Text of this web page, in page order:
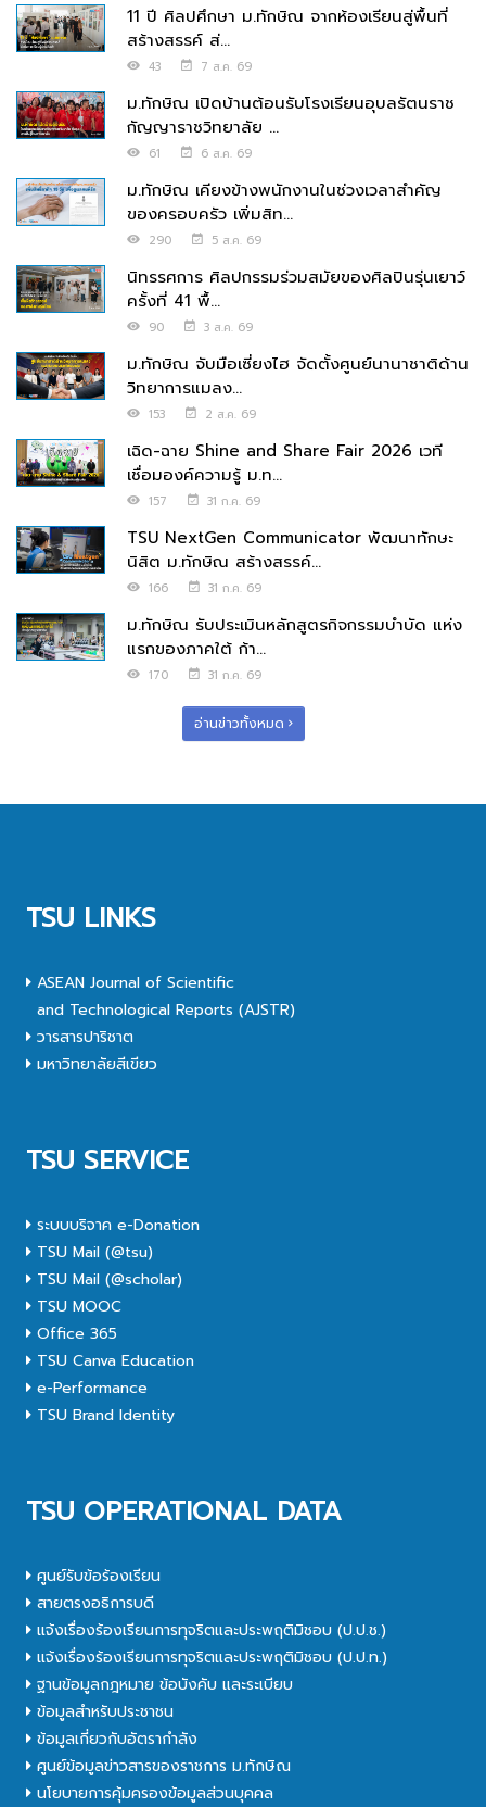
11 ปี ศิลปศึกษา ม.ทักษิณ จากห้องเรียนสู่พื้นที่
สร้างสรรค์ ส่...
43 7 ส.ค. 69
ม.ทักษิณ เปิดบ้านต้อนรับโรงเรียนอุบลรัตนราช
กัญญาราชวิทยาลัย ...
61 6 ส.ค. 69
ม.ทักษิณ เคียงข้างพนักงานในช่วงเวลาสำคัญ
ของครอบครัว เพิ่มสิท...
290 5 ส.ค. 69
นิทรรศการ ศิลปกรรมร่วมสมัยของศิลปินรุ่นเยาว์
ครั้งที่ 41 พื้...
90 3 ส.ค. 69
ม.ทักษิณ จับมือเซี่ยงไฮ จัดตั้งศูนย์นานาชาติด้าน
วิทยาการแมลง...
153 2 ส.ค. 69
เฉิด-ฉาย Shine and Share Fair 2026 เวที
เชื่อมองค์ความรู้ ม.ท...
157 31 ก.ค. 69
TSU NextGen Communicator พัฒนาทักษะ
นิสิต ม.ทักษิณ สร้างสรรค์...
166 31 ก.ค. 69
ม.ทักษิณ รับประเมินหลักสูตรกิจกรรมบำบัด แห่ง
แรกของภาคใต้ ก้า...
170 31 ก.ค. 69
อ่านข่าวทั้งหมด
TSU LINKS
ASEAN Journal of Scientific
and Technological Reports (AJSTR)
วารสารปาริชาต
มหาวิทยาลัยสีเขียว
TSU SERVICE
ระบบบริจาค e-Donation
TSU Mail (@tsu)
TSU Mail (@scholar)
TSU MOOC
Office 365
TSU Canva Education
e-Performance
TSU Brand Identity
TSU OPERATIONAL DATA
ศูนย์รับข้อร้องเรียน
สายตรงอธิการบดี
แจ้งเรื่องร้องเรียนการทุจริตและประพฤติมิชอบ (ป.ป.ช.)
แจ้งเรื่องร้องเรียนการทุจริตและประพฤติมิชอบ (ป.ป.ท.)
ฐานข้อมูลกฎหมาย ข้อบังคับ และระเบียบ
ข้อมูลสำหรับประชาชน
ข้อมูลเกี่ยวกับอัตรากำลัง
ศูนย์ข้อมูลข่าวสารของราชการ ม.ทักษิณ
นโยบายการคุ้มครองข้อมูลส่วนบุคคล